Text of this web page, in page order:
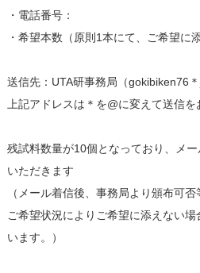
・電話番号：
・希望本数（原則1本にて、ご希望に
送信先：UTA研事務局（gokibiken76＊
上記アドレスは＊を@に変えて送信
残試料数量が10個となっており、メ
いただきます
（メール着信後、事務局より頒布可否
ご希望状況によりご希望に添えない
います。）